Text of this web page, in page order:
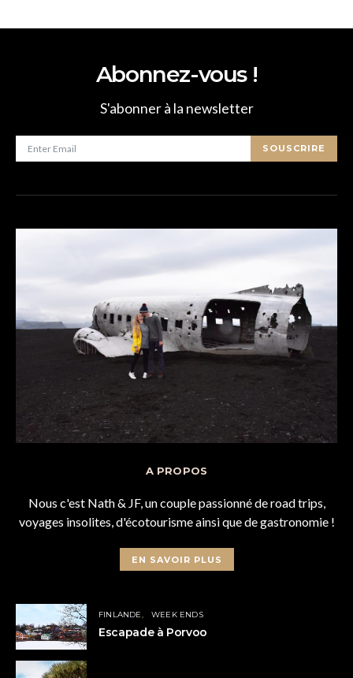
Abonnez-vous !
S'abonner à la newsletter
SOUSCRIRE
A PROPOS
Nous c'est Nath & JF, un couple passionné de road trips,
voyages insolites, d'écotourisme ainsi que de gastronomie !
EN SAVOIR PLUS
FINLANDE WEEK ENDS
Escapade à Porvoo